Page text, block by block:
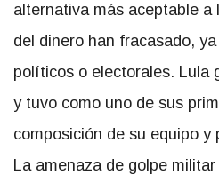
alternativa más aceptable a
del dinero han fracasado,
políticos o electorales. Lula
y tuvo como uno de sus
composición de su equipo y
La amenaza de golpe